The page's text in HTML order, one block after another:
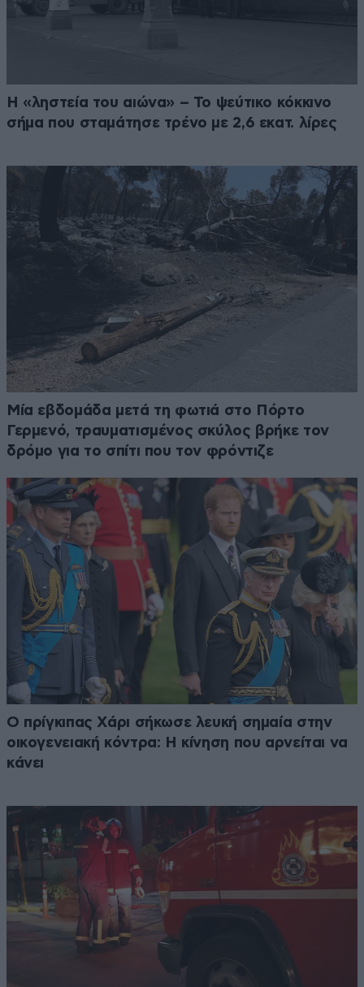
Η «ληστεία του αιώνα» – Το ψεύτικο κόκκινο
σήμα που σταμάτησε τρένο με 2,6 εκατ. λίρες
Μία εβδομάδα μετά τη φωτιά στο Πόρτο
Γερμενό, τραυματισμένος σκύλος βρήκε τον
δρόμο για το σπίτι που τον φρόντιζε
Ο πρίγκιπας Χάρι σήκωσε λευκή σημαία στην
οικογενειακή κόντρα: Η κίνηση που αρνείται να
κάνει